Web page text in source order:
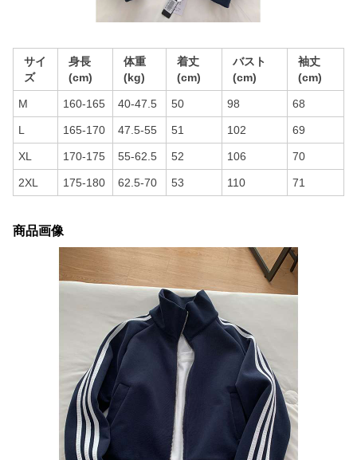
サイ
ズ
身長
(cm)
体重
(kg)
着丈
(cm)
バスト
(cm)
袖丈
(cm)
M 160-165 40-47.5 50 98 68
L 165-170 47.5-55 51 102 69
XL 170-175 55-62.5 52 106 70
2XL 175-180 62.5-70 53 110 71
商品画像